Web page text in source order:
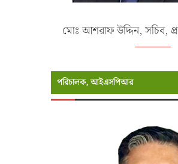
মোঃ আশরাফ উদ্দিন, সচিব,
পরিচালক, আইএসপিআর